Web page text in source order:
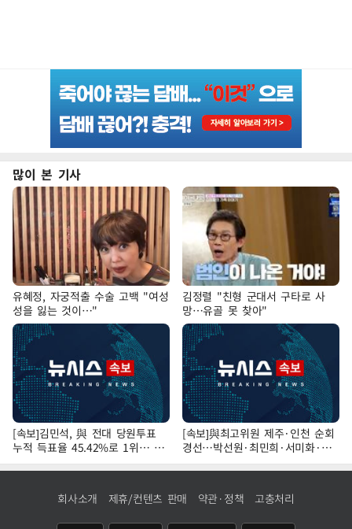
많이 본 기사
유혜정, 자궁적출 수술 고백 "여성
성을 잃는 것이…"
김정렬 "친형 군대서 구타로 사
망…유골 못 찾아"
[속보]김민석, 與 전대 당원투표
누적 득표율 45.42%로 1위… 정
청래 44.56%
[속보]與최고위원 제주·인천 순회
경선…박선원·최민희·서미화·한
민수·김용 순
회사소개 제휴/컨텐츠 판매 약관·정책 고충처리